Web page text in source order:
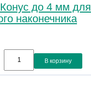
до 4 мм для
наконечника
В корзину